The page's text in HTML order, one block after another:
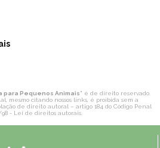
para Pequenos Animais" é de direito reservado.
mesmo citando nossos links, é proibida sem a
de direito autoral – artigo 184 do Código Penal
98 - Lei de direitos autorais.